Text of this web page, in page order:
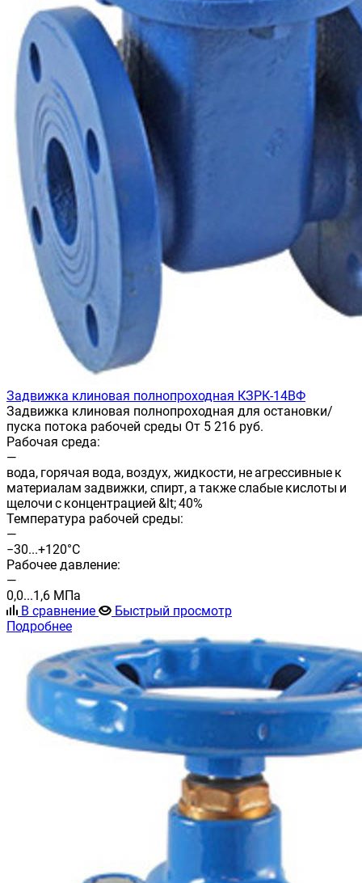
Задвижка клиновая полнопроходная КЗРК-14ВФ
Задвижка клиновая полнопроходная для остановки/
пуска потока рабочей среды От 5 216 руб.
Рабочая среда:
—
вода, горячая вода, воздух, жидкости, не агрессивные к
материалам задвижки, спирт, а также слабые кислоты и
щелочи с концентрацией &lt; 40%
Температура рабочей среды:
—
−30...+120°С
Рабочее давление:
—
0,0...1,6 МПа
В сравнение
Быстрый просмотр
Подробнее